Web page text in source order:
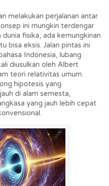
melakukan perjalanan antar
ini mungkin terdengar
fisika, ada kemungkinan
bisa eksis. Jalan pintas ini
Indonesia, lubang
diusulkan oleh Albert
teori relativitas umum.
hipotesis yang
di alam semesta,
yang jauh lebih cepat